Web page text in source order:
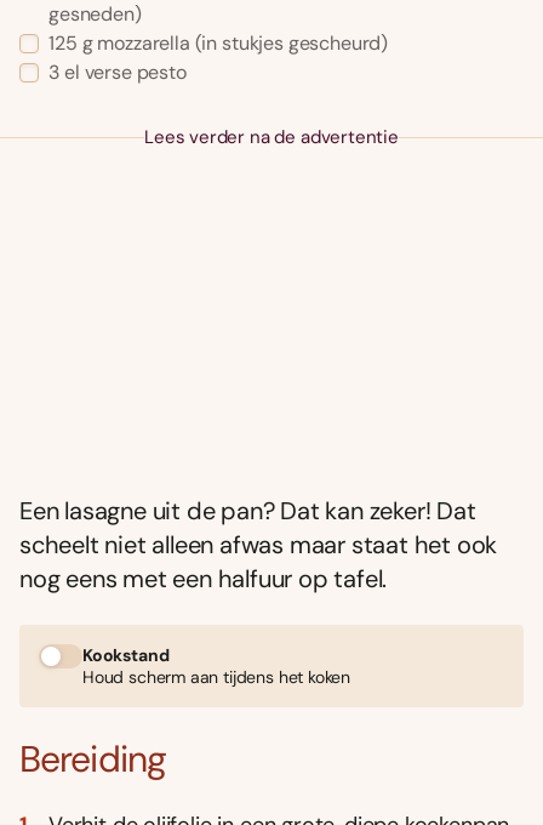
gesneden)
125 g mozzarella (in stukjes gescheurd)
3el verse pesto
Lees verder na de advertentie
Een lasagne uit de pan? Dat kan zeker! Dat
scheelt niet alleen afwas maar staat het ook
nog eens met een halfuur op tafel.
Kookstand
Houd scherm aan tijdens het koken
Bereiding